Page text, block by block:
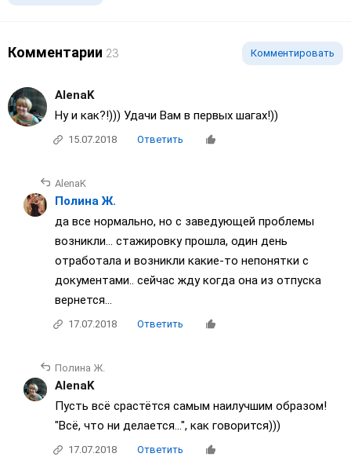
Комментарии 23 Комментировать
AlenaK
Ну и как?!))) Удачи Вам в первых шагах!))
15.07.2018 Ответить
AlenaK
Полина Ж.
да все нормально, но с заведующей проблемы
возникли... стажировку прошла, один день
отработала и возникли какие-то непонятки с
документами.. сейчас жду когда она из отпуска
вернется...
17.07.2018 Ответить
Полина Ж.
AlenaK
Пусть всё срастётся самым наилучшим образом!
"Всё, что ни делается...", как говорится)))
17.07.2018 Ответить